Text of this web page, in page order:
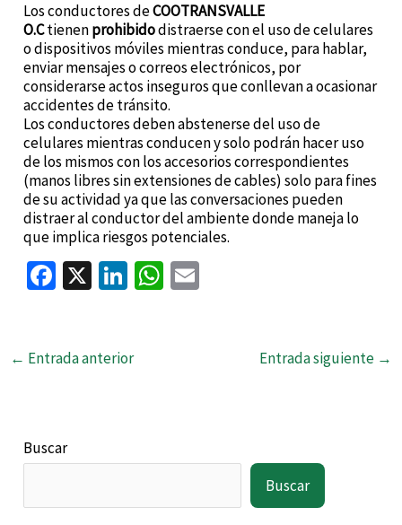
Los conductores deCOOTRANSVALLE
O.Ctienenprohibidodistraerse con el uso de celulares
o dispositivos móviles mientras conduce, para hablar,
enviar mensajes o correos electrónicos, por
considerarse actos inseguros que conllevan a ocasionar
accidentes de tránsito.
Los conductores deben abstenerse del uso de
celulares mientras conducen y solo podrán hacer uso
de los mismos con los accesorios correspondientes
(manos libres sin extensiones de cables) solo para fines
de su actividad ya que las conversaciones pueden
distraer al conductor del ambiente donde maneja lo
que implica riesgos potenciales.
Fa
o
X
Li
dI
W
← Entrada anterior Entrada siguiente →
Buscar
Buscar